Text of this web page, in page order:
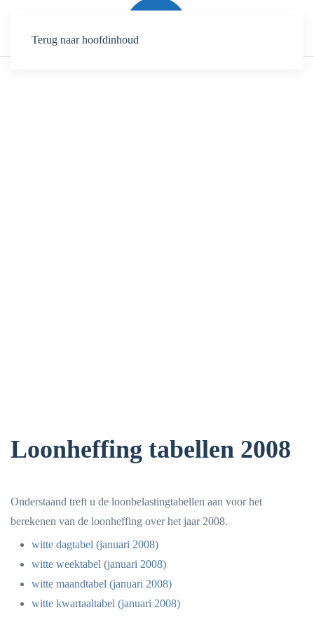
Terug naar hoofdinhoud
Loonheffing tabellen 2008
Onderstaand treft u de loonbelastingtabellen aan voor het
berekenen van de loonheffing over het jaar 2008.
witte dagtabel (januari 2008)
witte weektabel (januari 2008)
witte maandtabel (januari 2008)
witte kwartaaltabel (januari 2008)